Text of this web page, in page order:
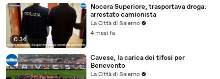
0:34
Nocera Superiore, trasportava droga:
arrestato camionista
La Città di Salerno
4 mesi fa
Cavese, la carica dei tifosi per
Benevento
La Città di Salerno